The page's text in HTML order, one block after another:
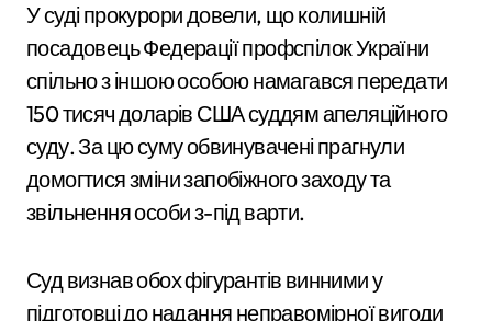
У суді прокурори довели, що колишній
посадовець Федерації профспілок України
спільно з іншою особою намагався передати
150 тисяч доларів США суддям апеляційного
суду. За цю суму обвинувачені прагнули
домогтися зміни запобіжного заходу та
звільнення особи з-під варти.
Суд визнав обох фігурантів винними у
підготовці до надання неправомірної вигоди